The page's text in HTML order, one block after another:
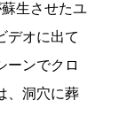
生させたユ
デオに出て
ーンでクロ
、洞穴に葬